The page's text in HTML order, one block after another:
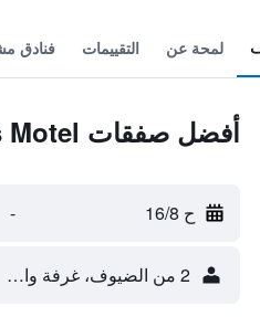
لمحة عن التقييمات فنادق
أفضل صفقات Sun'n Sands Motel
ح 16/8 -
2 من الضيوف، غرفة واحدة